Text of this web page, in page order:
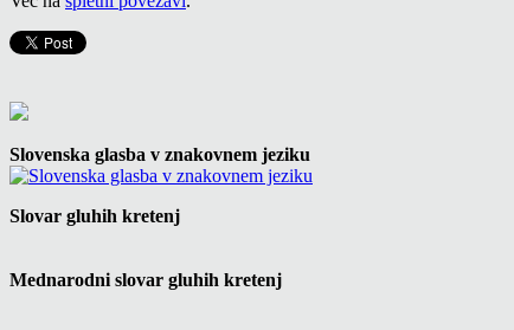
Slovenska glasba v znakovnem jeziku
Slovar gluhih kretenj
Mednarodni slovar gluhih kretenj